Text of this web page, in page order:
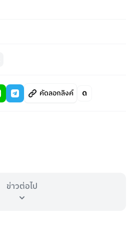
คัดลอกลิงค์
ข่าวต่อไป